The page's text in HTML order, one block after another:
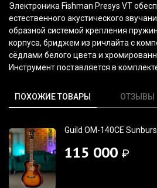
Электроника Fishman Presys VT
естественного акустического
образной системой крепления
корпуса, бриджем из ричлайта с
сёдлами белого цвета и
Инструмент поставляется в
ПОХОЖИЕ ТОВАРЫ ОТЗЫВЫ
Guild OM-140CE
115 000 ₽